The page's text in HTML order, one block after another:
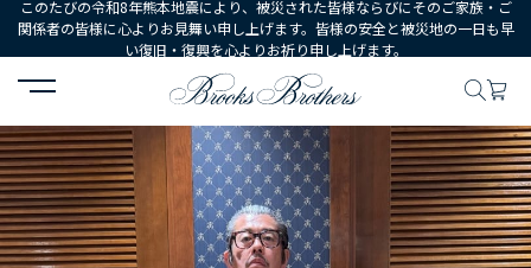
このたびの令和8年熊本地震により、被災された皆様ならびにそのご家族・ご
関係者の皆様に心よりお見舞い申し上げます。皆様の安全と被災地の一日も早
い復旧・復興を心よりお祈り申し上げます。
HOME コーディネート コーディネート詳細